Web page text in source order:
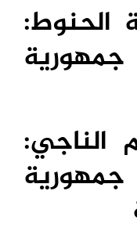
الحنوط:
الناجي: